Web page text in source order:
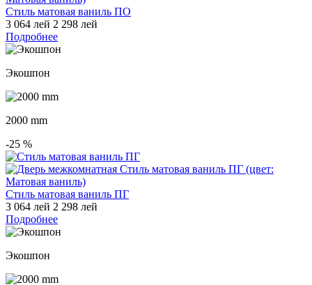
Стиль матовая ваниль ПО
3 064 лей 2 298 лей
Подробнее
Экошпон
2000 mm
-25 %
Стиль матовая ваниль ПГ
3 064 лей 2 298 лей
Подробнее
Экошпон